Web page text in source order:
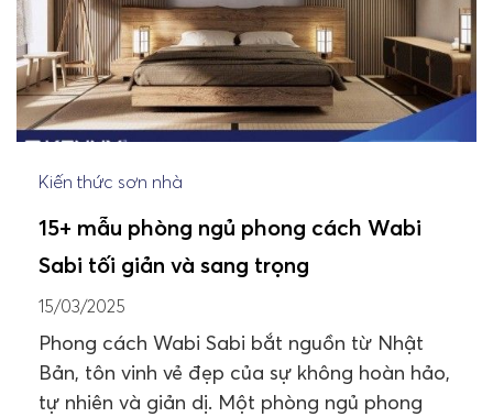
Kiến thức sơn nhà
15+ mẫu phòng ngủ phong cách Wabi
Sabi tối giản và sang trọng
15/03/2025
Phong cách Wabi Sabi bắt nguồn từ Nhật
Bản, tôn vinh vẻ đẹp của sự không hoàn hảo,
tự nhiên và giản dị. Một phòng ngủ phong